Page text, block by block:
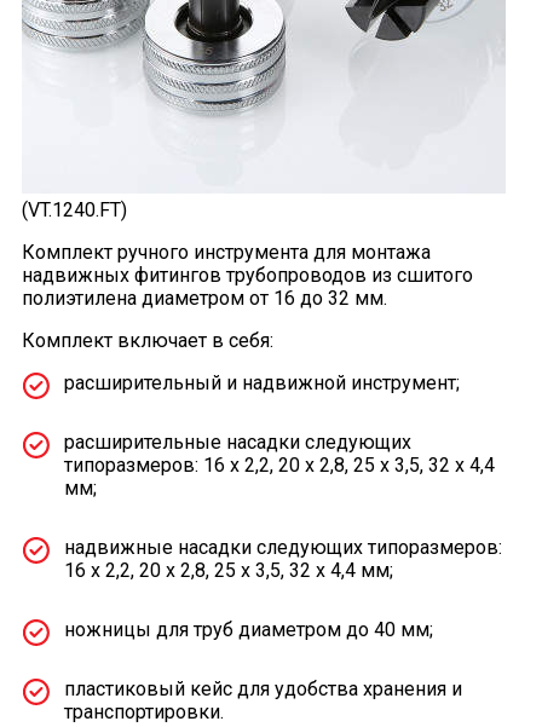
(VT.1240.FT)
Комплект ручного инструмента для монтажа
надвижных фитингов трубопроводов из сшитого
полиэтилена диаметром от 16 до 32 мм.
Комплект включает в себя:
расширительный и надвижной инструмент;
расширительные насадки следующих
типоразмеров: 16 x 2,2, 20 x 2,8, 25 x 3,5, 32 x 4,4
мм;
надвижные насадки следующих типоразмеров:
16 x 2,2, 20 x 2,8, 25 x 3,5, 32 x 4,4 мм;
ножницы для труб диаметром до 40 мм;
пластиковый кейс для удобства хранения и
транспортировки.